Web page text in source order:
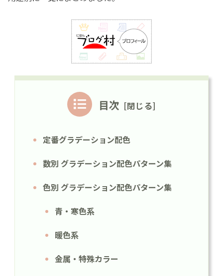
目次
定番グラデーション配色
数別 グラデーション配色パターン集
色別 グラデーション配色パターン集
青・寒色系
暖色系
金属・特殊カラー